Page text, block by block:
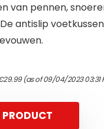
van pennen,
antislip
29.99(as of 09/04/2023 03:31